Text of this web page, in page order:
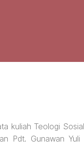
kuliah Teologi
Pdt. Gunawan